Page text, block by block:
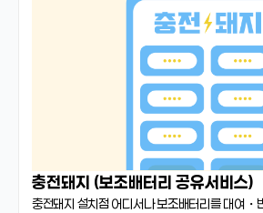
충전돼지 (보조배터리 공유서비스)
충전돼지 설치점 어디서나 보조배터리를 대여・